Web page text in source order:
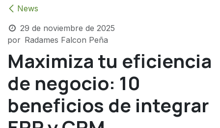
News
29 de noviembre de 2025
por Radames Falcon Peña
Maximiza tu eficiencia
de negocio: 10
beneficios de integrar